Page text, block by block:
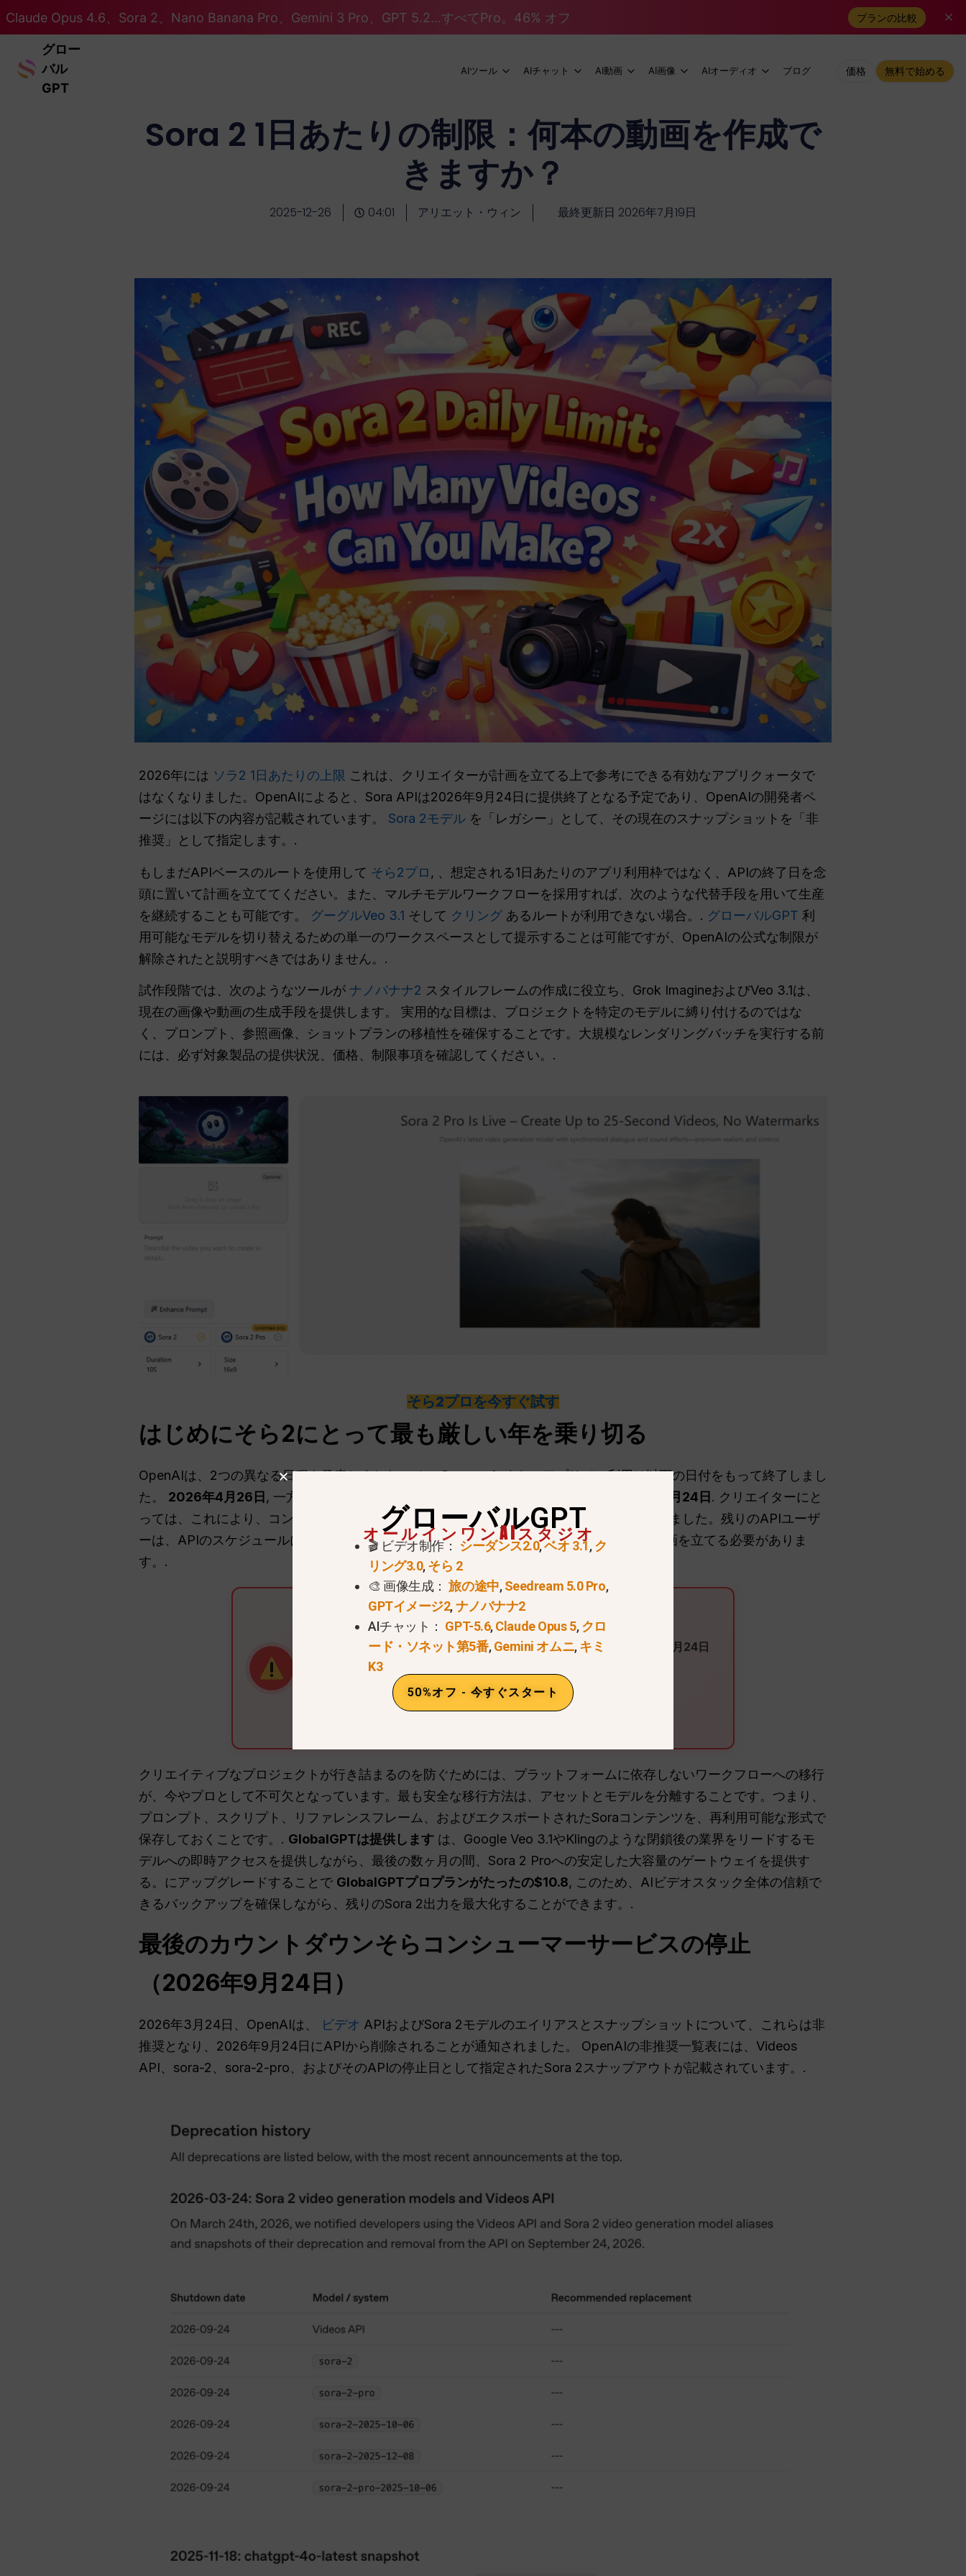
Claude Opus 4.6、Sora 2、Nano Banana Pro、Gemini 3 Pro、GPT 5.2...すべてPro。46% オフ プランの比較
グロー
バル
GPT
AIツール AIチャット AI動画 AI画像 AIオーディオ ブログ 価格 無料で始める
Sora 2 1日あたりの制限：何本の動画を作成で
きますか？
2025-12-26 04:01 アリエット・ウィン 最終更新日 2026年7月19日
2026年には ソラ2 1日あたりの上限 これは、クリエイターが計画を立てる上で参考にできる有効なアプリクォータで
はなくなりました。OpenAIによると、Sora APIは2026年9月24日に提供終了となる予定であり、OpenAIの開発者ペ
ージには以下の内容が記載されています。 Sora 2モデル を「レガシー」として、その現在のスナップショットを「非
推奨」として指定します。.
もしまだAPIベースのルートを使用して そら2プロ , 、想定される1日あたりのアプリ利用枠ではなく、APIの終了日を念
頭に置いて計画を立ててください。また、マルチモデルワークフローを採用すれば、次のような代替手段を用いて生産
を継続することも可能です。
グーグルVeo 3.1 そして クリング あるルートが利用できない場合。. グローバルGPT 利
用可能なモデルを切り替えるための単一のワークスペースとして提示することは可能ですが、OpenAIの公式な制限が
解除されたと説明すべきではありません。.
試作段階では、次のようなツールが ナノバナナ2 スタイルフレームの作成に役立ち、Grok ImagineおよびVeo 3.1は、
現在の画像や動画の生成手段を提供します。 実用的な目標は、プロジェクトを特定のモデルに縛り付けるのではな
く、プロンプト、参照画像、ショットプランの移植性を確保することです。大規模なレンダリングバッチを実行する前
には、必ず対象製品の提供状況、価格、制限事項を確認してください。.
そら2プロを今すぐ試す
はじめにそら2にとって最も厳しい年を乗り切る
OpenAIは、2つの異なる日程を発表しました。そのSora webまた、アプリでの利用は以下の日付をもって終了しまし
た。 2026年4月26日 , 一方、 2026年9月24日. クリエイターにと
っては、これにより、コンシューマー向けアプリの制限がもはや計画上の課題ではなくなりました。残りのAPIユーザ
ーは、APIのスケジュールに合わせて、データのエクスポート、制作作業、および移行の計画を立てる必要がありま
す。.
OpenAI Sora 2のサービスとVideos APIは、以下の予定です。
2026年9月24日
. . 未使用のクレジットは、この期限を過ぎると失効します。.
クリエイティブなプロジェクトが行き詰まるのを防ぐためには、プラットフォームに依存しないワークフローへの移行
が、今やプロとして不可欠となっています。最も安全な移行方法は、アセットとモデルを分離することです。つまり、
プロンプト、スクリプト、リファレンスフレーム、およびエクスポートされたSoraコンテンツを、再利用可能な形式で
保存しておくことです。. GlobalGPTは提供します は、Google Veo 3.1やKlingのような閉鎖後の業界をリードするモ
デルへの即時アクセスを提供しながら、最後の数ヶ月の間、Sora 2 Proへの安定した大容量のゲートウェイを提供す
る。にアップグレードすることで GlobalGPTプロプランがたったの$10.8, このため、AIビデオスタック全体の信頼で
きるバックアップを確保しながら、残りのSora 2出力を最大化することができます。.
最後のカウントダウンそらコンシューマーサービスの停止
（2026年9月24日）
2026年3月24日、OpenAIは、 ビデオ APIおよびSora 2モデルのエイリアスとスナップショットについて、これらは非
推奨となり、2026年9月24日にAPIから削除されることが通知されました。 OpenAIの非推奨一覧表には、Videos
API、sora-2、sora-2-pro、およびそのAPIの停止日として指定されたSora 2スナップアウトが記載されています。.
グローバルGPT
オールインワンAIスタジオ
🎬 ビデオ制作： シーダンス2.0,ベオ 3.1,ク
リング3.0,そら 2
🎨 画像生成：旅の途中,Seedream 5.0 Pro,
GPTイメージ2,ナノバナナ2
AIチャット： GPT-5.6,Claude Opus 5,クロ
ード・ソネット第5番,Gemini オムニ,キミ
K3
50%オフ - 今すぐスタート